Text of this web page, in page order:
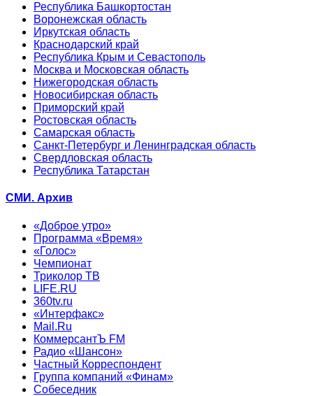
Республика Башкортостан
Воронежская область
Иркутская область
Краснодарский край
Республика Крым и Севастополь
Москва и Московская область
Нижегородская область
Новосибирская область
Приморский край
Ростовская область
Самарская область
Санкт-Петербург и Ленинградская область
Свердловская область
Республика Татарстан
СМИ. Архив
«Доброе утро»
Программа «Время»
«Голос»
Чемпионат
Триколор ТВ
LIFE.RU
360tv.ru
«Интерфакс»
Mail.Ru
КоммерсантЪ FM
Радио «Шансон»
Частный Корреспондент
Группа компаний «Финам»
Собеседник